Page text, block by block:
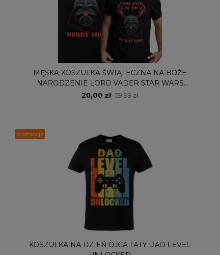
MĘSKA KOSZULKA ŚWIĄTECZNA NA BOŻE
NARODZENIE LORD VADER STAR WARS
GWIEZDNE WOJNY
20,00 zł 59,99 zł
KOSZULKA NA DZIEŃ OJCA TATY DAD LEVEL
promocja